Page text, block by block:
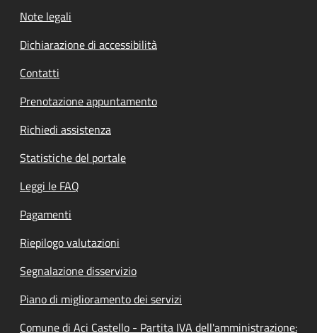
Note legali
Dichiarazione di accessibilità
Contatti
Prenotazione appuntamento
Richiedi assistenza
Statistiche del portale
Leggi le FAQ
Pagamenti
Riepilogo valutazioni
Segnalazione disservizio
Piano di miglioramento dei servizi
Comune di Aci Castello - Partita IVA dell'amministrazione: